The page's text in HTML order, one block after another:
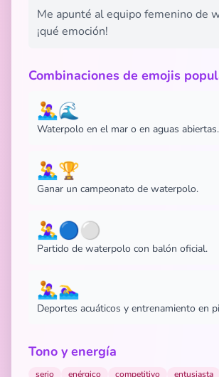
Me apunté al equipo femenino de
¡qué emoción!
Combinaciones de emojis
🤽‍♀️🌊
Waterpolo en el mar o en aguas abiertas.
🤽‍♀️🏆
Ganar un campeonato de waterpolo.
🤽‍♀️🔵⚪️
Partido de waterpolo con balón oficial.
🤽‍♀️🏊‍♀️
Deportes acuáticos y entrenamiento en
Tono y energía
serio enérgico competitivo entusiasta